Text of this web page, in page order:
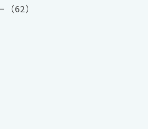
62）